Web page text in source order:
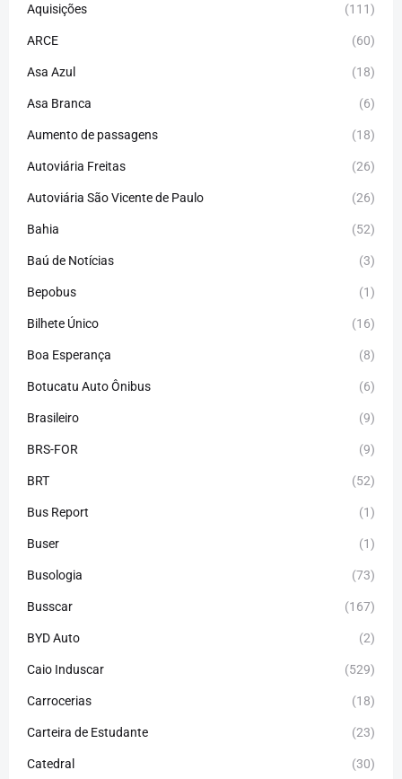
Aquisições (111)
ARCE (60)
Asa Azul (18)
Asa Branca (6)
Aumento de passagens (18)
Autoviária Freitas (26)
Autoviária São Vicente de Paulo (26)
Bahia (52)
Baú de Notícias (3)
Bepobus (1)
Bilhete Único (16)
Boa Esperança (8)
Botucatu Auto Ônibus (6)
Brasileiro (9)
BRS-FOR (9)
BRT (52)
Bus Report (1)
Buser (1)
Busologia (73)
Busscar (167)
BYD Auto (2)
Caio Induscar (529)
Carrocerias (18)
Carteira de Estudante (23)
Catedral (30)